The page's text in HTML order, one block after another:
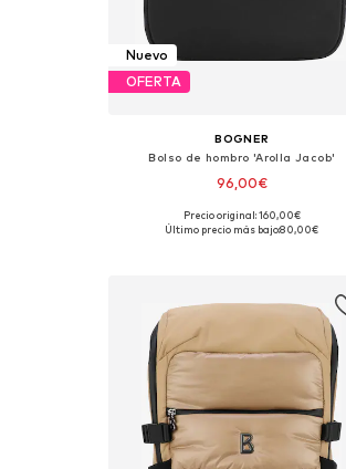
Nuevo
OFERTA
BOGNER
Bolso de hombro 'Arolla Jacob'
96,00€
Tallas disponibles: One Size
Precio original: 160,00€
Último precio más bajo:80,00€